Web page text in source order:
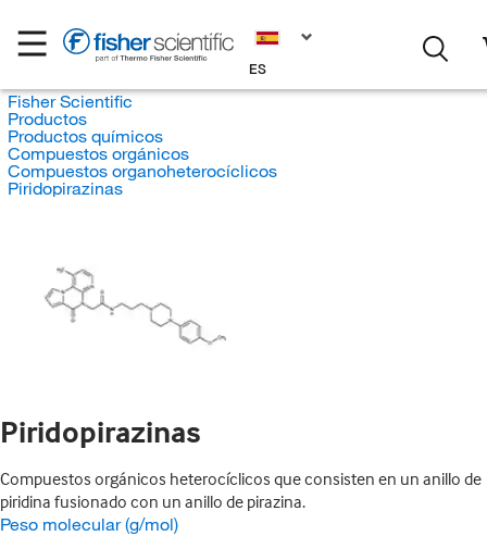
ES
Fisher Scientific
Productos
Productos químicos
Compuestos orgánicos
Compuestos organoheterocíclicos
Piridopirazinas
Piridopirazinas
Compuestos orgánicos heterocíclicos que consisten en un anillo de
piridina fusionado con un anillo de pirazina.
Peso molecular (g/mol)